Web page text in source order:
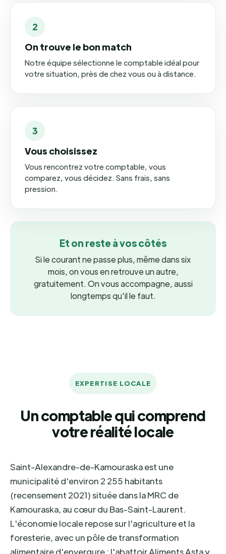
2
On trouve le bon match
Notre équipe sélectionne le comptable idéal pour
votre situation, près de chez vous ou à distance.
3
Vous choisissez
Vous rencontrez votre comptable, vous
comparez, vous décidez. Sans frais, sans
pression.
Et on reste à vos côtés
Si le courant ne passe plus, même dans six
mois, on vous en retrouve un autre,
gratuitement. On vous accompagne, aussi
longtemps qu'il le faut.
EXPERTISE LOCALE
Un comptable qui comprend
votre réalité locale
Saint-Alexandre-de-Kamouraska est une
municipalité d'environ 2 255 habitants
(recensement 2021) située dans la MRC de
Kamouraska, au cœur du Bas-Saint-Laurent.
L'économie locale repose sur l'agriculture et la
foresterie, avec un pôle de transformation
alimentaire d'envergure : l'abattoir Aliments Asta y